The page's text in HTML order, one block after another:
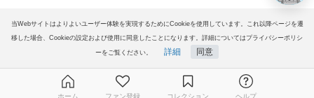
当Webサイトはよりよいユーザー体験を実現するためにCookieを使用しています。これ以降ページを遷
移した場合、Cookieの設定および使用に同意したことになります。詳細についてはプライバシーポリシ
ーをご覧ください。 詳細 同意
ホーム ファン登録 コレクション ヘルプ